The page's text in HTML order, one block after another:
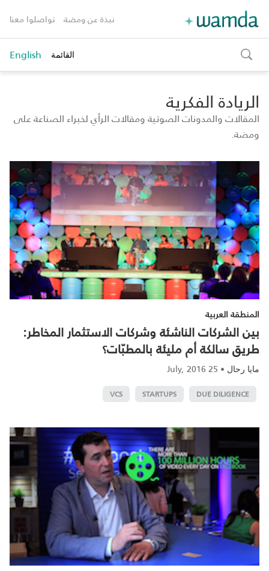
نبذة عن ومضة تواصلوا معنا
toggle
search
القائمة English
الريادة الفكرية
المقالات والمدونات الصوتية ومقالات الرأي لخبراء الصناعة على
ومضة.
المنطقة العربية
بين الشركات الناشئة وشركات الاستثمار المخاطر:
طريق سالكة أم مليئة بالمطبّات؟
مايا رحال •
25 July, 2016
DUE DILIGENCE
STARTUPS
VCS